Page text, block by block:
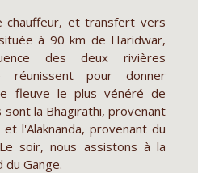
chauffeur, et transfert vers
à 90 km de Haridwar,
des deux rivières
réunissent pour donner
fleuve le plus vénéré de
sont la Bhagirathi, provenant
l'Alaknanda, provenant du
soir, nous assistons à la
du Gange.